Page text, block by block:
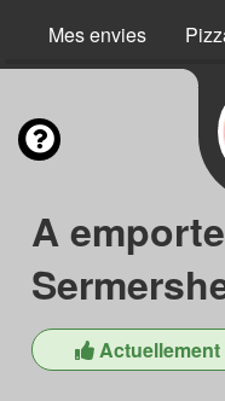
Mes envies
A